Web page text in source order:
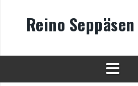
Reino